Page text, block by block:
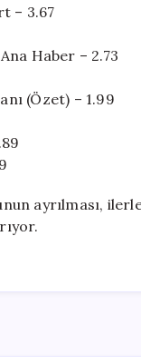
– 3.67
Haber – 2.73
(Özet) – 1.99
ayrılması,